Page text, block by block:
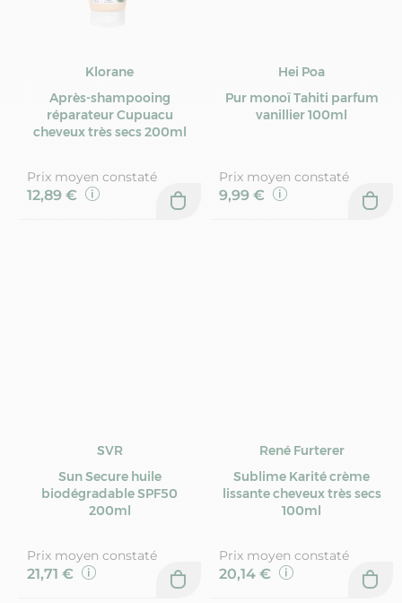
Klorane
Après-shampooing
réparateur Cupuacu
cheveux très secs 200ml
Prix moyen constaté
12,89 €
Hei Poa
Pur monoï Tahiti parfum
vanillier 100ml
Prix moyen constaté
9,99 €
SVR
Sun Secure huile
biodégradable SPF50
200ml
Prix moyen constaté
21,71 €
René Furterer
Sublime Karité crème
lissante cheveux très secs
100ml
Prix moyen constaté
20,14 €